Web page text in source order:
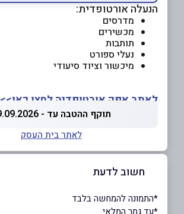
הנעלה אורטופדית:
מדרסים
מכשירים
תותבות
נעלי ספורט
מיכשור וציוד סיעודי
לאתר אפק אורטופדיה לחצו כאן>>
תוקף ההטבה עד - 09.09.2026
לאתר בית העסק
חשוב לדעת
*התמונה להמחשה בלבד